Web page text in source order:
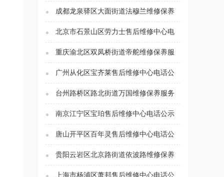
成都龙泉驿区大面街道法穆兰维修保养
服务电话（2026年7月最新）
北京市石景山区劳力士售后维修中心电
话公示（2026年7月最新）
重庆渝北区双凤桥街道帝舵维修保养服
务电话（2026年7月最新）
广州从化区宝齐莱售后维修中心电话公
示（2026年7月最新）
台州路桥区路北街道万国维修保养服务
电话（2026年7月最新）
南京江宁区宝珀售后维修中心电话公示
（2026年7月最新）
唐山开平区百年灵售后维修中心电话公
示（2026年7月最新）
贵阳云岩区北京路街道依波路维修保养
服务电话（2026年7月最新）
上海市杨浦区萧邦售后维修中心电话公